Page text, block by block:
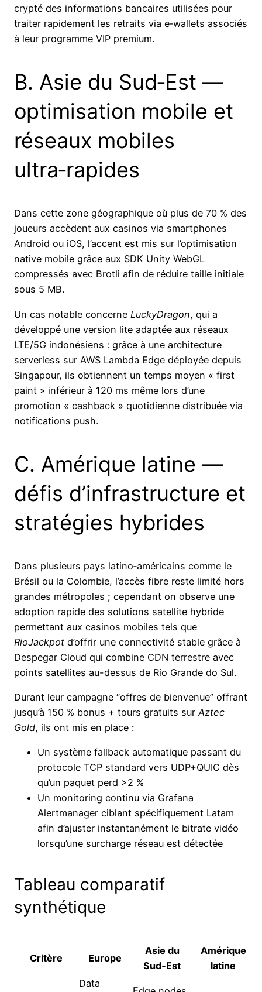
crypté des informations bancaires utilisées pour
traiter rapidement les retraits via e‑wallets associés
à leur programme VIP premium.
B. Asie du Sud‑Est —
optimisation mobile et
réseaux mobiles
ultra‑rapides
Dans cette zone géographique où plus de 70 % des
joueurs accèdent aux casinos via smartphones
Android ou iOS, l’accent est mis sur l’optimisation
native mobile grâce aux SDK Unity WebGL
compressés avec Brotli afin de réduire taille initiale
sous 5 MB.
Un cas notable concerne LuckyDragon, qui a
développé une version lite adaptée aux réseaux
LTE/5G indonésiens : grâce à une architecture
serverless sur AWS Lambda Edge déployée depuis
Singapour, ils obtiennent un temps moyen « first
paint » inférieur à 120 ms même lors d’une
promotion « cashback » quotidienne distribuée via
notifications push.
C. Amérique latine —
défis d’infrastructure et
stratégies hybrides
Dans plusieurs pays latino‑américains comme le
Brésil ou la Colombie, l’accès fibre reste limité hors
grandes métropoles ; cependant on observe une
adoption rapide des solutions satellite hybride
permettant aux casinos mobiles tels que
RioJackpot d’offrir une connectivité stable grâce à
Despegar Cloud qui combine CDN terrestre avec
points satellites au-dessus de Rio Grande do Sul.
Durant leur campagne “offres de bienvenue” offrant
jusqu’à 150 % bonus + tours gratuits surAztec
Gold, ils ont mis en place :
Un système fallback automatique passant du
protocole TCP standard vers UDP+QUIC dès
qu’un paquet perd >2 %
Un monitoring continu via Grafana
Alertmanager ciblant spécifiquement Latam
afin d’ajuster instantanément le bitrate vidéo
lorsqu’une surcharge réseau est détectée
Tableau comparatif
synthétique
Critère Europe
Asie du
Sud‑Est
Amérique
latine
Data